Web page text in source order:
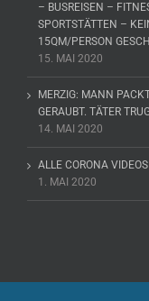
– BUSREISEN –
SPORTSTÄTTEN –
15QM/PERSON
15. MAI 2020
MERZIG: MANN
GERAUBT. TÄTER
14. MAI 2020
ALLE CORONA
1. MAI 2020